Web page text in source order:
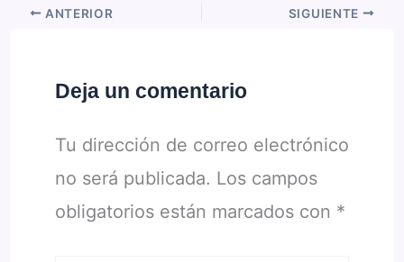
ANTERIOR SIGUIENTE
Deja un comentario
Tu dirección de correo electrónico
no será publicada. Los campos
obligatorios están marcados con *